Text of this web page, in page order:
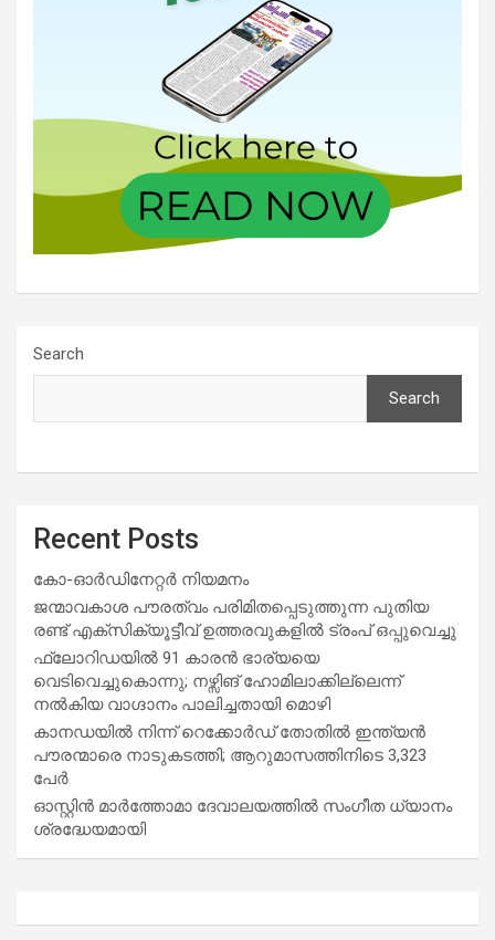
Search
Search
Recent Posts
കോ-ഓർഡിനേറ്റർ നിയമനം
ജന്മാവകാശ പൗരത്വം പരിമിതപ്പെടുത്തുന്ന പുതിയ
രണ്ട് എക്സിക്യൂട്ടീവ് ഉത്തരവുകളിൽ ട്രംപ് ഒപ്പുവെച്ചു
ഫ്ലോറിഡയിൽ 91 കാരൻ ഭാര്യയെ
വെടിവെച്ചുകൊന്നു; നഴ്സിങ് ഹോമിലാക്കില്ലെന്ന്
നൽകിയ വാഗ്ദാനം പാലിച്ചതായി മൊഴി
കാനഡയിൽ നിന്ന് റെക്കോർഡ് തോതിൽ ഇന്ത്യൻ
പൗരന്മാരെ നാടുകടത്തി; ആറുമാസത്തിനിടെ 3,323
പേർ
ഓസ്റ്റിൻ മാർത്തോമാ ദേവാലയത്തിൽ സംഗീത ധ്യാനം
ശ്രദ്ധേയമായി